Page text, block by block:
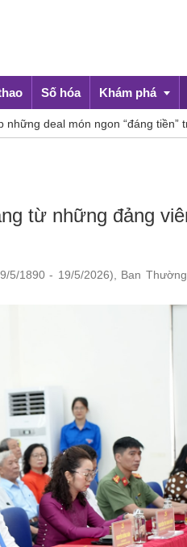
Số hóa Khám phá
ngon “đáng tiền” trên
từ những đảng
5/1890 - 19/5/2026), Ban